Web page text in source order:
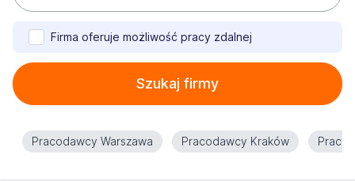
Firma oferuje możliwość pracy zdalnej
Szukaj firmy
Pracodawcy Warszawa Pracodawcy Kraków